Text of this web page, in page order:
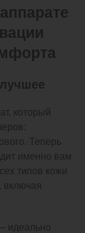
который
Теперь
именно вам
типов кожи
включая
идеально